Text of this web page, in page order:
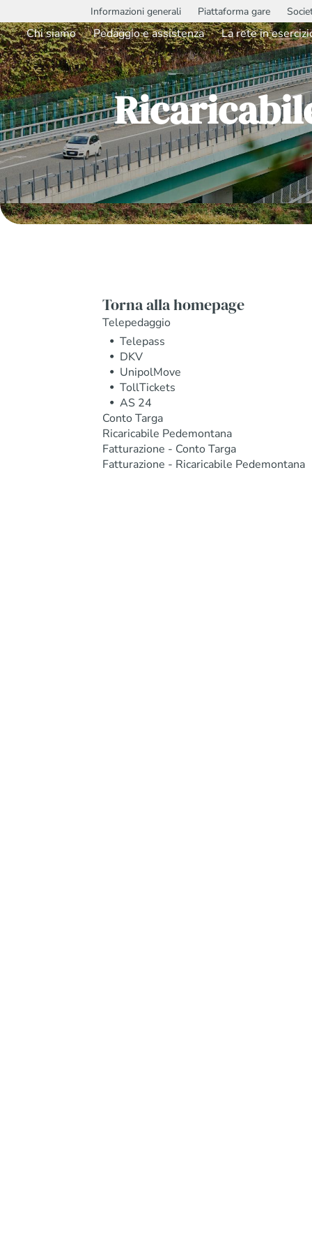
Informazioni generali Piattaforma gare
Chi siamo Pedaggio e assistenza La rete in
Torna alla homepage
Telepedaggio
Telepass
DKV
UnipolMove
TollTickets
AS 24
Conto Targa
Ricaricabile Pedemontana
Fatturazione - Conto Targa
Fatturazione - Ricaricabile Pedemontana